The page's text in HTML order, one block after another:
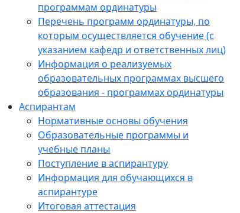
программам ординатуры
Перечень программ ординатуры, по
которым осуществляется обучение (с
указанием кафедр и ответственных лиц)
Информация о реализуемых
образовательных программах высшего
образования - программах ординатуры
Аспирантам
Нормативные основы обучения
Образовательные программы и
учебные планы
Поступление в аспирантуру
Информация для обучающихся в
аспирантуре
Итоговая аттестация